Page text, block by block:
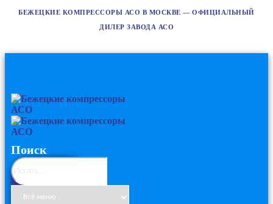
БЕЖЕЦКИЕ КОМПРЕССОРЫ АСО В МОСКВЕ — ОФИЦИАЛЬНЫЙ
ДИЛЕР ЗАВОДА АСО
Поиск